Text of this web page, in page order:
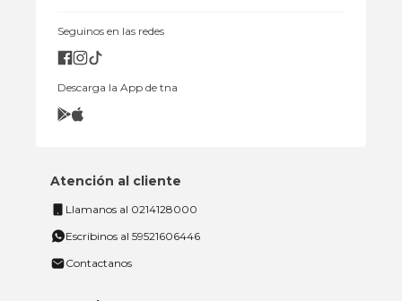
Seguinos en las redes
Descarga la App de tna
Atención al cliente
Llamanos al 0214128000
Escribinos al 59521606446
Contactanos